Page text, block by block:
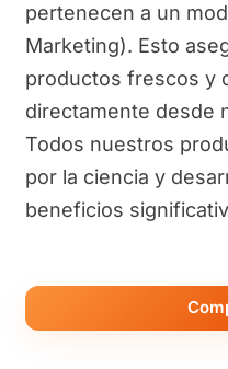
pertenecen a un
Marketing). Esto
productos frescos y
directamente desde
Todos nuestros
por la ciencia y
beneficios